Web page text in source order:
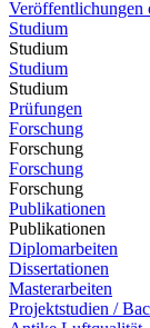
Veröffentlichungen
Studium
Studium
Studium
Studium
Prüfungen
Forschung
Forschung
Forschung
Forschung
Publikationen
Publikationen
Diplomarbeiten
Dissertationen
Masterarbeiten
Projektstudien /